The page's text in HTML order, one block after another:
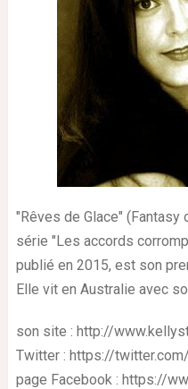
"Rêves de Glace"
série "Les accords
publié en 2015, est son
Elle vit en Australie avec
son site : http://
Twitter : https://
page Facebook : https://